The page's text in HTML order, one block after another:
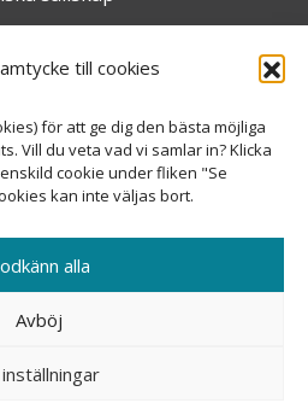
till cookies
för att ge dig den bästa möjliga
Vill du veta vad vi samlar in? Klicka
cookie under fliken "Se
kan inte väljas bort.
alla
Avböj
inom äldre- och
anhöriga
113 46 Stockholm
08-690 58 84